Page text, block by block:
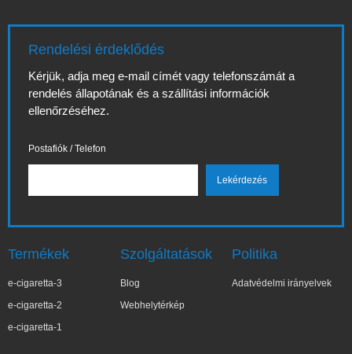
Rendelési érdeklődés
Kérjük, adja meg e-mail címét vagy telefonszámát a
rendelés állapotának és a szállítási információk
ellenőrzéséhez.
Postafiók / Telefon
Termékek
e-cigaretta-3
e-cigaretta-2
e-cigaretta-1
Szolgáltatások
Blog
Webhelytérkép
Politika
Adatvédelmi irányelvek